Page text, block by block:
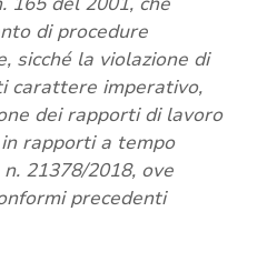
di procedure
sicché la violazione di
carattere imperativo,
dei rapporti di lavoro
rapporti a tempo
21378/2018, ove
precedenti